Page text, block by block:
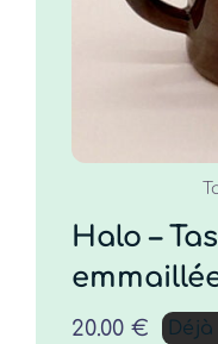
Halo –
20.00 €